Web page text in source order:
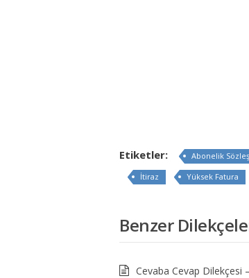
Etiketler: Abonelik
İtiraz
Yüksek Fatura
Benzer
Cevaba Cevap Dilekçesi